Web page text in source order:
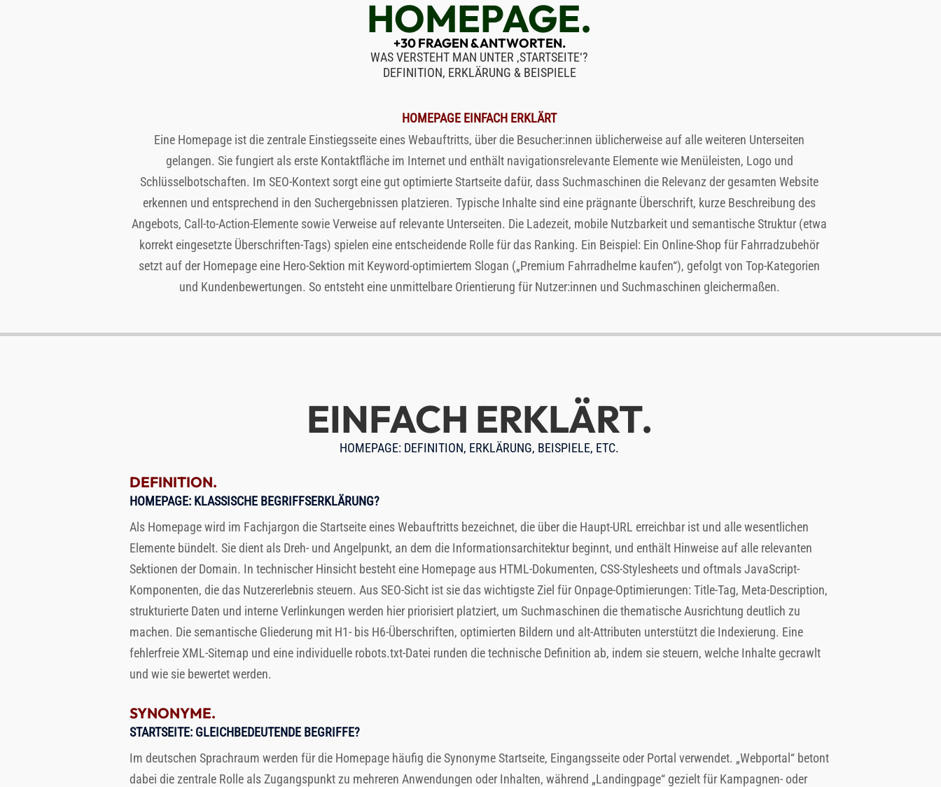
HOMEPAGE.
+30 FRAGEN & ANTWORTEN.
WAS VERSTEHT MAN UNTER ‚STARTSEITE‘?
DEFINITION, ERKLÄRUNG & BEISPIELE
HOMEPAGE EINFACH ERKLÄRT
Eine Homepage ist die zentrale Einstiegsseite eines Webauftritts, über die Besucher:innen üblicherweise auf alle weiteren Unterseiten
gelangen. Sie fungiert als erste Kontaktfläche im Internet und enthält navigationsrelevante Elemente wie Menüleisten, Logo und
Schlüsselbotschaften. Im SEO-Kontext sorgt eine gut optimierte Startseite dafür, dass Suchmaschinen die Relevanz der gesamten Website
erkennen und entsprechend in den Suchergebnissen platzieren. Typische Inhalte sind eine prägnante Überschrift, kurze Beschreibung des
Angebots, Call-to-Action-Elemente sowie Verweise auf relevante Unterseiten. Die Ladezeit, mobile Nutzbarkeit und semantische Struktur (etwa
korrekt eingesetzte Überschriften-Tags) spielen eine entscheidende Rolle für das Ranking. Ein Beispiel: Ein Online-Shop für Fahrradzubehör
setzt auf der Homepage eine Hero-Sektion mit Keyword-optimiertem Slogan („Premium Fahrradhelme kaufen“), gefolgt von Top-Kategorien
und Kundenbewertungen. So entsteht eine unmittelbare Orientierung für Nutzer:innen und Suchmaschinen gleichermaßen.
EINFACH ERKLÄRT.
HOMEPAGE: DEFINITION, ERKLÄRUNG, BEISPIELE, ETC.
DEFINITION.
HOMEPAGE: KLASSISCHE BEGRIFFSERKLÄRUNG?
Als Homepage wird im Fachjargon die Startseite eines Webauftritts bezeichnet, die über die Haupt-URL erreichbar ist und alle wesentlichen
Elemente bündelt. Sie dient als Dreh- und Angelpunkt, an dem die Informationsarchitektur beginnt, und enthält Hinweise auf alle relevanten
Sektionen der Domain. In technischer Hinsicht besteht eine Homepage aus HTML-Dokumenten, CSS-Stylesheets und oftmals JavaScript-
Komponenten, die das Nutzererlebnis steuern. Aus SEO-Sicht ist sie das wichtigste Ziel für Onpage-Optimierungen: Title-Tag, Meta-Description,
strukturierte Daten und interne Verlinkungen werden hier priorisiert platziert, um Suchmaschinen die thematische Ausrichtung deutlich zu
machen. Die semantische Gliederung mit H1- bis H6-Überschriften, optimierten Bildern und alt-Attributen unterstützt die Indexierung. Eine
fehlerfreie XML-Sitemap und eine individuelle robots.txt-Datei runden die technische Definition ab, indem sie steuern, welche Inhalte gecrawlt
und wie sie bewertet werden.
SYNONYME.
STARTSEITE: GLEICHBEDEUTENDE BEGRIFFE?
Im deutschen Sprachraum werden für die Homepage häufig die Synonyme Startseite, Eingangsseite oder Portal verwendet. „Webportal“ betont
dabei die zentrale Rolle als Zugangspunkt zu mehreren Anwendungen oder Inhalten, während „Landingpage“ gezielt für Kampagnen- oder